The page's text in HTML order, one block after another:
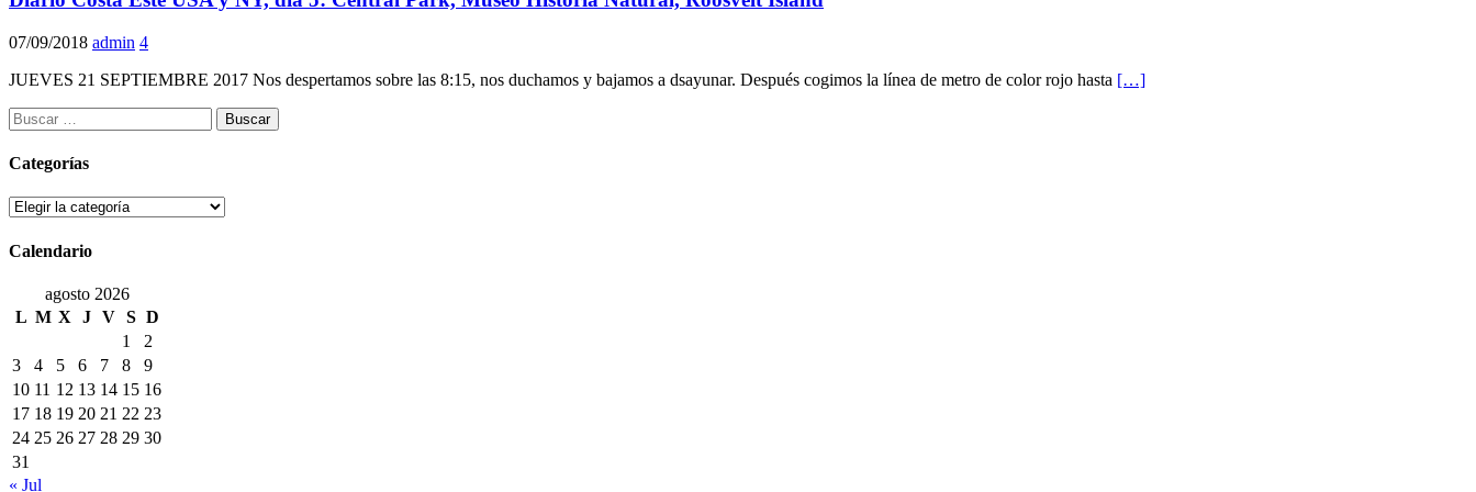
07/09/2018 admin 4
JUEVES 21 SEPTIEMBRE 2017 Nos despertamos sobre las 8:15, nos duchamos y bajamos a dsayunar. Después cogimos la línea de metro de color rojo hasta […]
Buscar:
Categorías
Categorías
Calendario
agosto 2026
L M X J V S D
1
2
3
4 5 6 7 8
9
10 11 12 13 14 15 16
17 18 19 20 21 22 23
24 25 26 27 28 29 30
31
« Jul